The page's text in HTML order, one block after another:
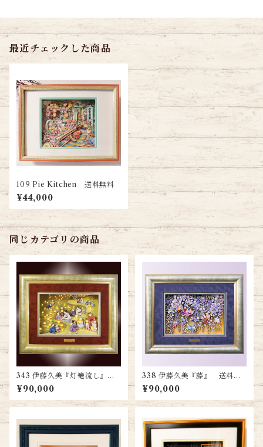
最近チェックした商品
109 Pie Kitchen 送料無料
¥44,000
同じカテゴリの商品
343 伊藤久美『灯篭流し』
送料無料
¥90,000
338 伊藤久美『藤』 送料無
料
¥90,000